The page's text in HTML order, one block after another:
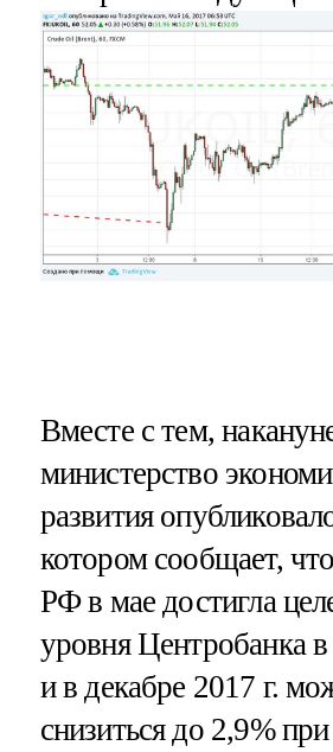
Вместе с тем,
министерство
развития
котором сообщает,
РФ в мае достигла
уровня Центробанка
и в декабре 2017 г.
снизиться до 2,9%